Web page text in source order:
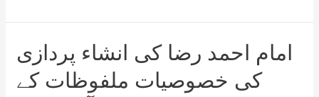
p o
k
k a
n
sl
at
رضا
میں
عربی
زبان
امام احمد رضا کی انشاء پردازی
کی خصوصیات ملفوظات کے